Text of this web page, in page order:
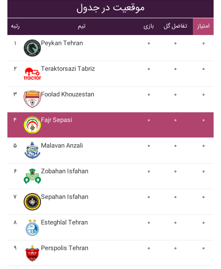
موقعیت در جدول
رتبه تیم بازی تفاضل گل
امتیاز
۱
Peykan Tehran ۰ ۰ ۰
۲ Teraktorsazi Tabriz ۰ ۰ ۰
۳ Foolad Khouzestan ۰ ۰ ۰
۴ Fajr Sepasi ۰ ۰ ۰
۵ Malavan Anzali ۰ ۰ ۰
۶ Zobahan Isfahan ۰ ۰ ۰
۷ Sepahan Isfahan ۰ ۰ ۰
۸ Esteghlal Tehran ۰ ۰ ۰
۹ Perspolis Tehran ۰ ۰ ۰